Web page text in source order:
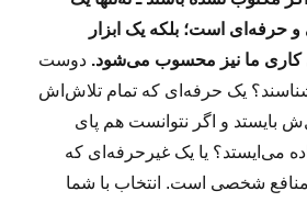
حرفه‌ای است؛ بلکه یک ابزار
کاری ما نیز محسوب می‌شود. دوست
یک حرفه‌ای که تمام تلاش‌اش
بایستد و اگر نتوانست هم پای
می‌ایستد؟ یا یک غیرحرفه‌ای که
شخصی است. انتخاب با شما